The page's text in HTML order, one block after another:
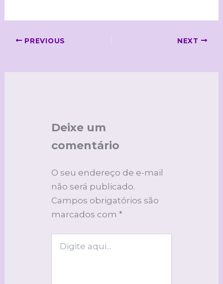
PREVIOUS NEXT
Deixe um
comentário
O seu endereço de e-mail
não será publicado.
Campos obrigatórios são
marcados com *
aqui...